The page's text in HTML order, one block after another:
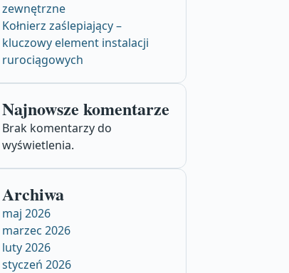
zewnętrzne
Kołnierz zaślepiający –
kluczowy element instalacji
rurociągowych
Najnowsze komentarze
Brak komentarzy do
wyświetlenia.
Archiwa
maj 2026
marzec 2026
luty 2026
styczeń 2026